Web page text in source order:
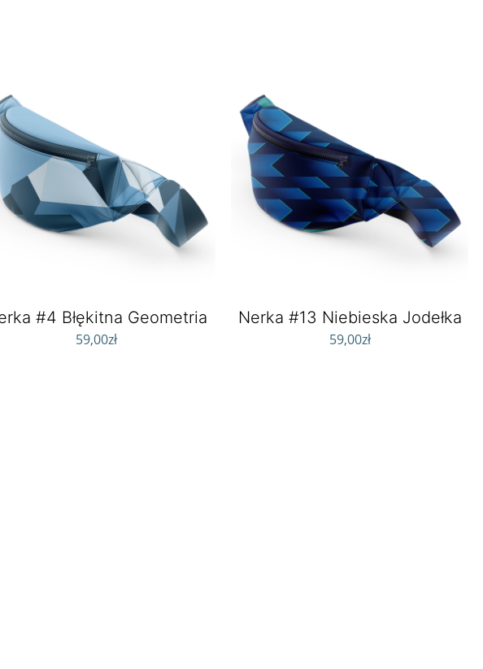
#4 Błękitna Geometria
59,00zł
Nerka #13 Niebieska Jodełka
59,00zł